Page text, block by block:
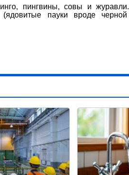
пингвины, совы и
пауки вроде